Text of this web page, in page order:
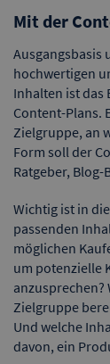
Mit der
Ausgangsbasis
hochwertigen
Inhalten ist das
Content-Plans.
Zielgruppe, an
Form soll der
Ratgeber, Blog-
Wichtig ist in
passenden
möglichen
um potenzielle
anzusprechen?
Zielgruppe
Und welche
davon, ein